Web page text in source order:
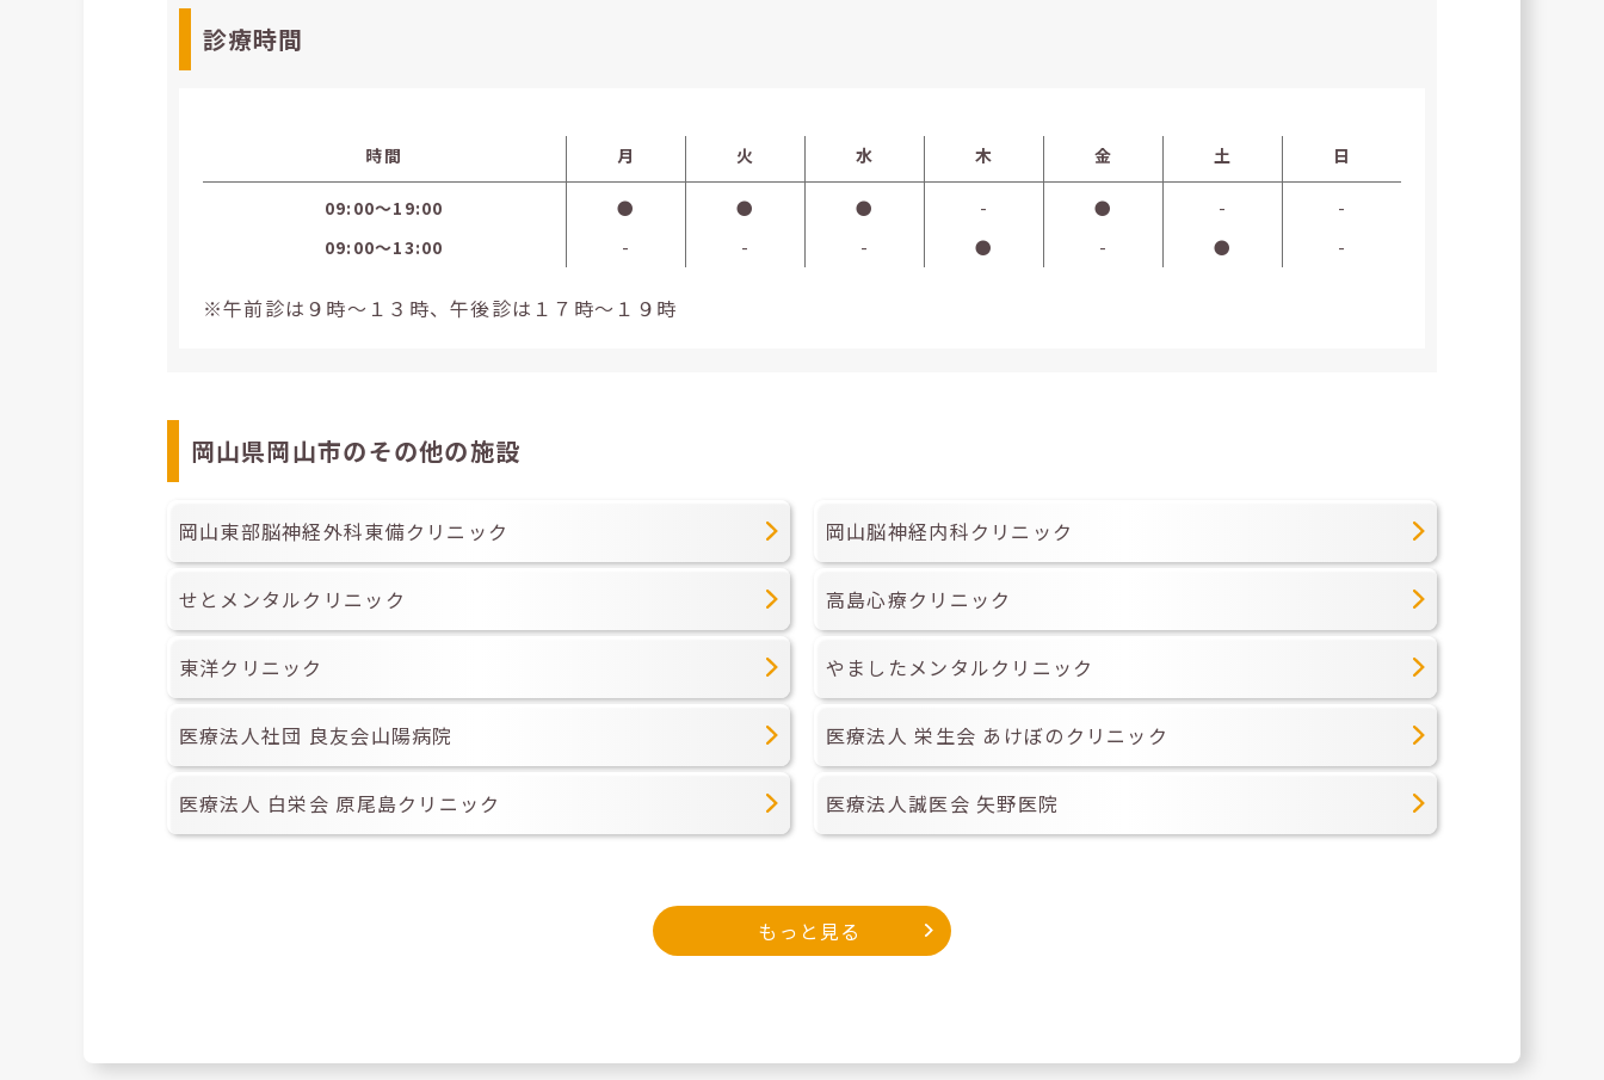
診療時間
時間 月 火 水 木 金 土 日
09:00〜19:00 ● ● ● - ● -
-
09:00〜13:00
- - - ● - ● -
※午前診は９時～１３時、午後診は１７時～１９時
岡山県岡山市のその他の施設
岡山東部脳神経外科東備クリニック 岡山脳神経内科クリニック
せとメンタルクリニック 高島心療クリニック
東洋クリニック やましたメンタルクリニック
医療法人社団 良友会山陽病院 医療法人 栄生会 あけぼのクリニック
医療法人 白栄会 原尾島クリニック 医療法人誠医会 矢野医院
もっと見る